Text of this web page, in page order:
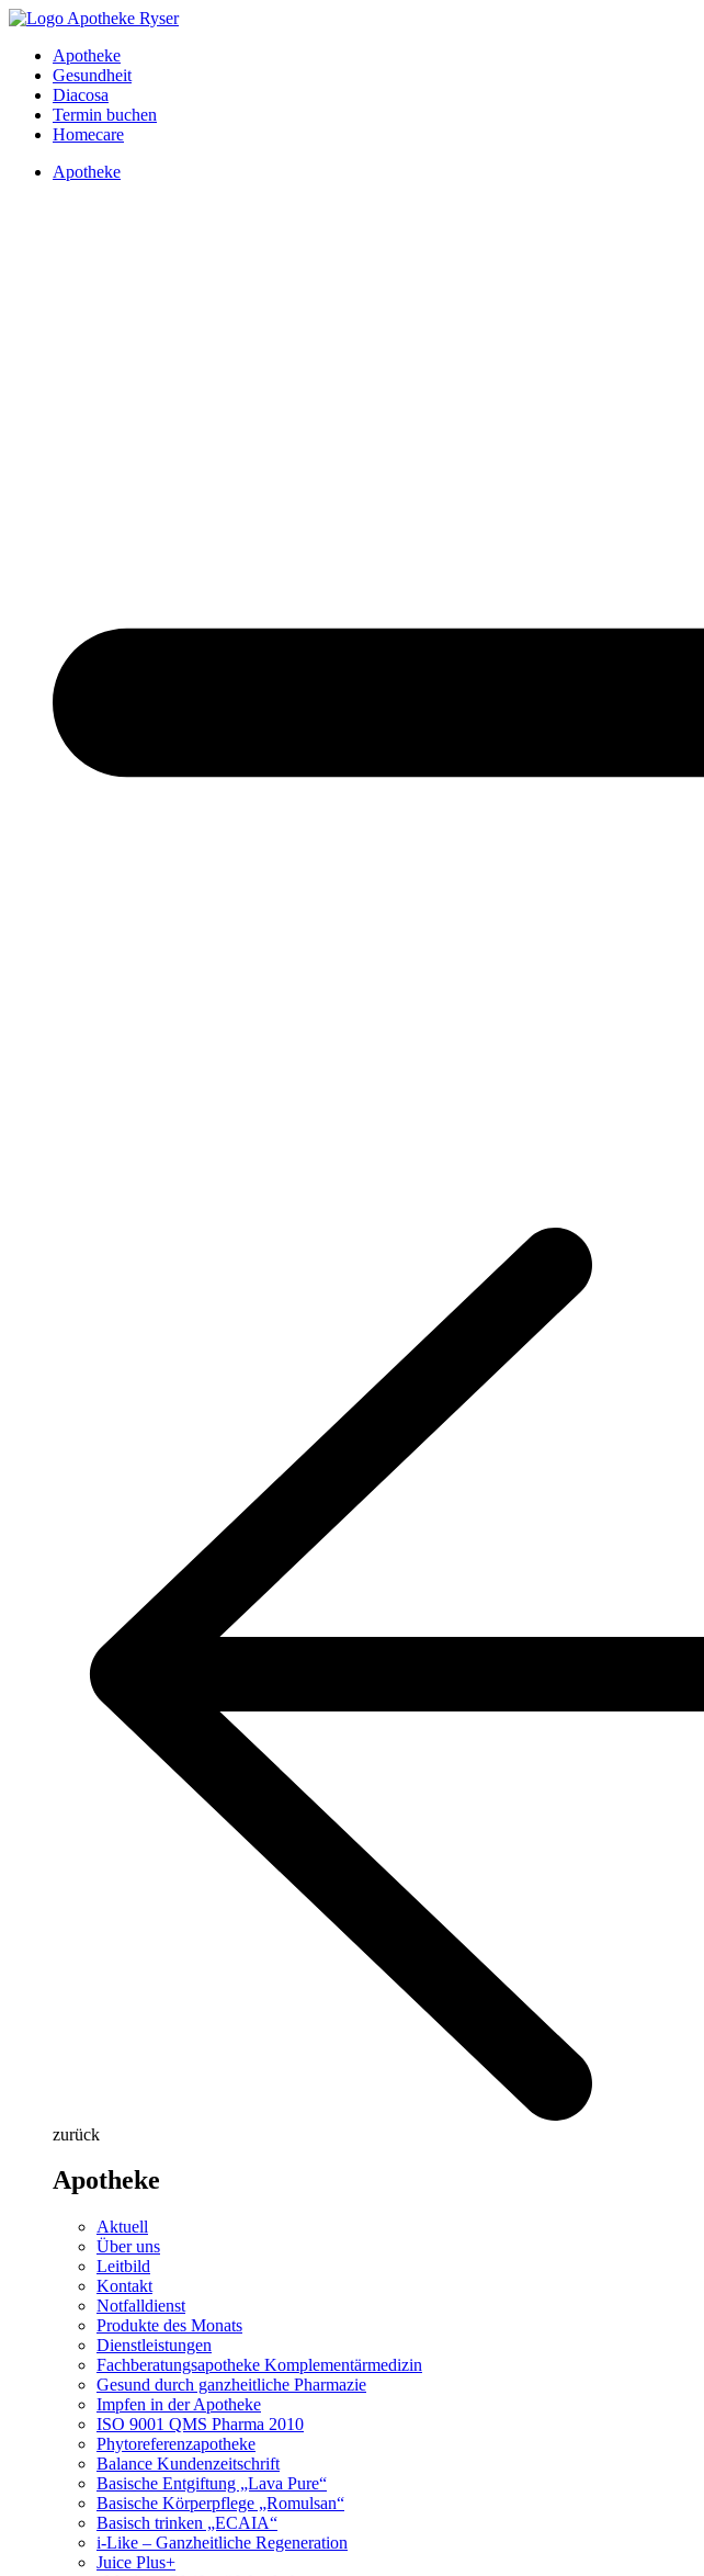
Apotheke
Gesundheit
Diacosa
Termin buchen
Homecare
Apotheke
zurück
Apotheke
Aktuell
Über uns
Leitbild
Kontakt
Notfalldienst
Produkte des Monats
Dienstleistungen
Fachberatungsapotheke Komplementärmedizin
Gesund durch ganzheitliche Pharmazie
Impfen in der Apotheke
ISO 9001 QMS Pharma 2010
Phytoreferenzapotheke
Balance Kundenzeitschrift
Basische Entgiftung „Lava Pure“
Basische Körperpflege „Romulsan“
Basisch trinken „ECAIA“
i-Like – Ganzheitliche Regeneration
Juice Plus+